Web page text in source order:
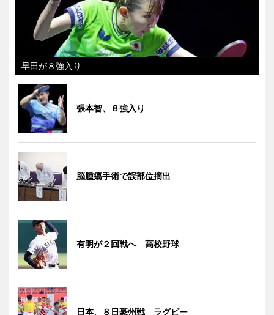
早田が８強入り
張本智、８強入り
脳腫瘍手術で誤部位摘出
有明が２回戦へ 高校野球
日本、８日豪州戦 ラグビー